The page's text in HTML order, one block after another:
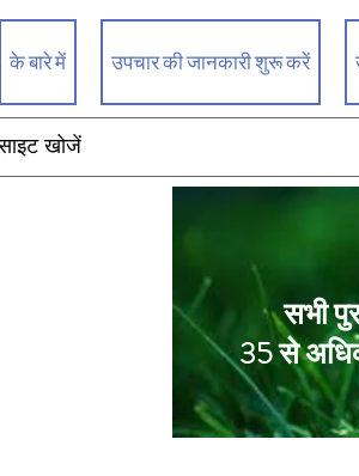
के बारे में उपचार की जानकारी शुरू करें
सभी
35 से